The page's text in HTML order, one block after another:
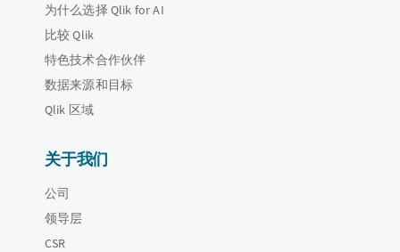
为什么选择 Qlik for AI
比较 Qlik
特色技术合作伙伴
数据来源和目标
Qlik 区域
关于我们
公司
领导层
CSR